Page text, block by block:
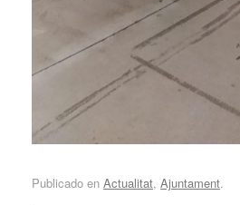
Publicado en Actualitat, Ajuntament.